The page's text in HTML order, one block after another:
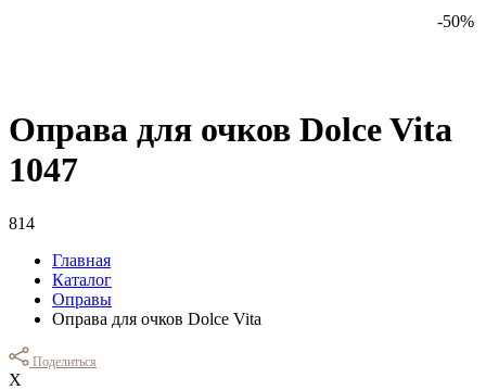
-50%
Оправа для очков Dolce Vita
1047
814
Главная
Каталог
Оправы
Оправа для очков Dolce Vita
Поделиться
Х